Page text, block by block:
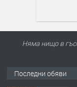
Няма нищо в
Последни обяви